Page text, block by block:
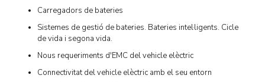
Carregadors de bateries
Sistemes de gestió de bateries. Bateries intel·ligents. Cicle
de vida i segona vida.
Nous requeriments d'EMC del vehicle elèctric
Connectivitat del vehicle elèctric amb el seu entorn